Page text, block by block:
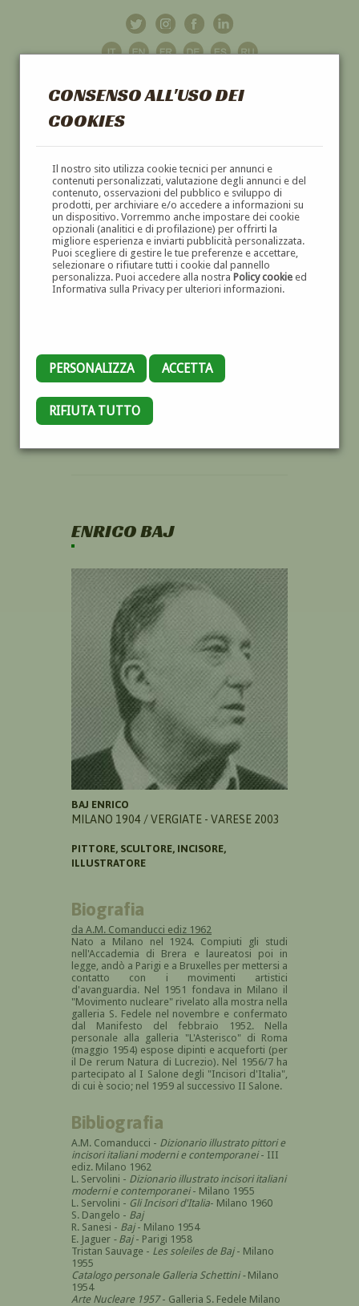
CONSENSO ALL'USO DEI
COOKIES
Il nostro sito utilizza cookie tecnici per annunci e
contenuti personalizzati, valutazione degli annunci e del
contenuto, osservazioni del pubblico e sviluppo di
prodotti, per archiviare e/o accedere a informazioni su
un dispositivo. Vorremmo anche impostare dei cookie
opzionali (analitici e di profilazione) per offrirti la
migliore esperienza e inviarti pubblicità personalizzata.
Puoi scegliere di gestire le tue preferenze e accettare,
selezionare o rifiutare tutti i cookie dal pannello
personalizza. Puoi accedere alla nostra Policy cookieed
Informativa sulla Privacy per ulteriori informazioni.
PERSONALIZZA ACCETTA
RIFIUTA TUTTO
GALLERIAD'ARTE
DIPINTI E SCULTURE '800 E '900
ENRICO BAJ
BAJ ENRICO
MILANO 1904 / VERGIATE - VARESE 2003
PITTORE, SCULTORE, INCISORE,
ILLUSTRATORE
Biografia
da A.M. Comanducci ediz 1962
Nato a Milano nel 1924. Compiuti gli studi
nell'Accademia di Brera e laureatosi poi in
legge, andò a Parigi e a Bruxelles per mettersi a
contatto con i movimenti artistici
d'avanguardia. Nel 1951 fondava in Milano il
"Movimento nucleare" rivelato alla mostra nella
galleria S. Fedele nel novembre e confermato
dal Manifesto del febbraio 1952. Nella
personale alla galleria "L'Asterisco" di Roma
(maggio 1954) espose dipinti e acqueforti (per
il De rerum Natura di Lucrezio). Nel 1956/7 ha
partecipato al I Salone degli "Incisori d'Italia",
di cui è socio; nel 1959 al successivo II Salone.
Bibliografia
A.M. Comanducci - Dizionario illustrato pittori e
incisori italiani moderni e contemporanei- III
ediz. Milano 1962
L. Servolini - Dizionario illustrato incisori italiani
moderni e contemporanei- Milano 1955
L. Servolini - Gli Incisori d'Italia- Milano 1960
S. Dangelo - Baj
R. Sanesi - Baj- Milano 1954
E. Jaguer - Baj- Parigi 1958
Tristan Sauvage - Les soleiles de Baj- Milano
1955
Catalogo personale Galleria Schettini -Milano
1954
Arte Nucleare 1957- Galleria S. Fedele Milano